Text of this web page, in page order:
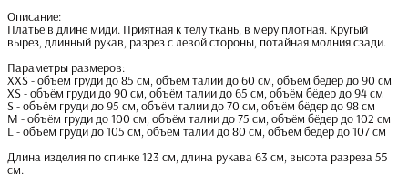
Описание:
Платье в длине миди. Приятная к телу ткань, в меру плотная. Кругый
вырез, длинный рукав, разрез с левой стороны, потайная молния сзади.
Параметры размеров:
XXS - объём груди до 85 см, объём талии до 60 см, объём бёдер до 90 см
XS - объём груди до 90 см, объём талии до 65 см, объём бёдер до 94 см
S - объём груди до 95 см, объём талии до 70 см, объём бёдер до 98 см
M - объём груди до 100 см, объём талии до 75 см, объём бёдер до 102 см
L - объём груди до 105 см, объём талии до 80 см, объём бёдер до 107 см
Длина изделия по спинке 123 см, длина рукава 63 см, высота разреза 55
см.